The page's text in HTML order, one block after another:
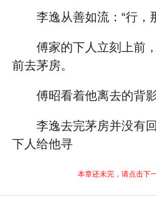
李逸从善如流：“行，
傅家的下人立刻上前
前去茅房。
傅昭看着他离去的背
李逸去完茅房并没有
下人给他寻
本章还未完，请点击下